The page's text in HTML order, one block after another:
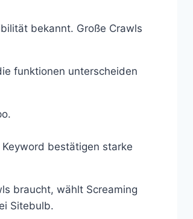
bekannt. Große Crawls
funktionen unterscheiden
bestätigen starke
braucht, wählt Screaming
Sitebulb.